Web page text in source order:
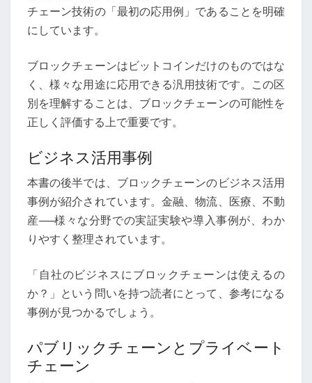
チェーン技術の「最初の応用例」であることを明確
にしています。
ブロックチェーンはビットコインだけのものではな
く、様々な用途に応用できる汎用技術です。この区
別を理解することは、ブロックチェーンの可能性を
正しく評価する上で重要です。
ビジネス活用事例
本書の後半では、ブロックチェーンのビジネス活用
事例が紹介されています。金融、物流、医療、不動
産──様々な分野での実証実験や導入事例が、わか
りやすく整理されています。
「自社のビジネスにブロックチェーンは使えるの
か？」という問いを持つ読者にとって、参考になる
事例が見つかるでしょう。
パブリックチェーンとプライベート
チェーン